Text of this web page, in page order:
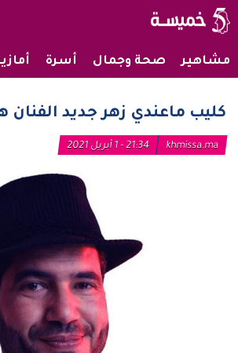
مشاهير صحة وجمال أسرة
كليب ماعندي زهر جديد
khmissa.ma 21:34 - 1 أبريل 2021